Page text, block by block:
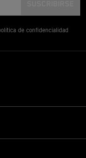
de confidencialidad